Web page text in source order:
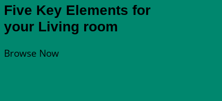
Five Key Elements for
your Living room
Browse Now